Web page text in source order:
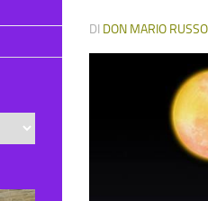
DI DON MARIO RUSSO